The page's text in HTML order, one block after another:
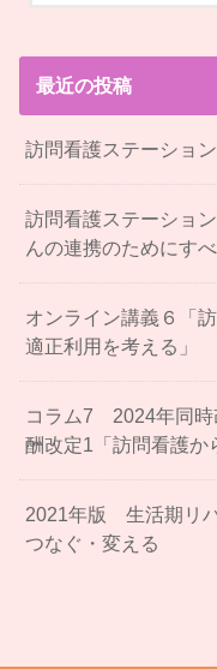
最近の投稿
訪問看護ステーショ
訪問看護ステーショ
んの連携のためにす
オンライン講義６「
適正利用を考える」
コラム7 2024年同時
酬改定1「訪問看護か
2021年版 生活期リ
つなぐ・変える